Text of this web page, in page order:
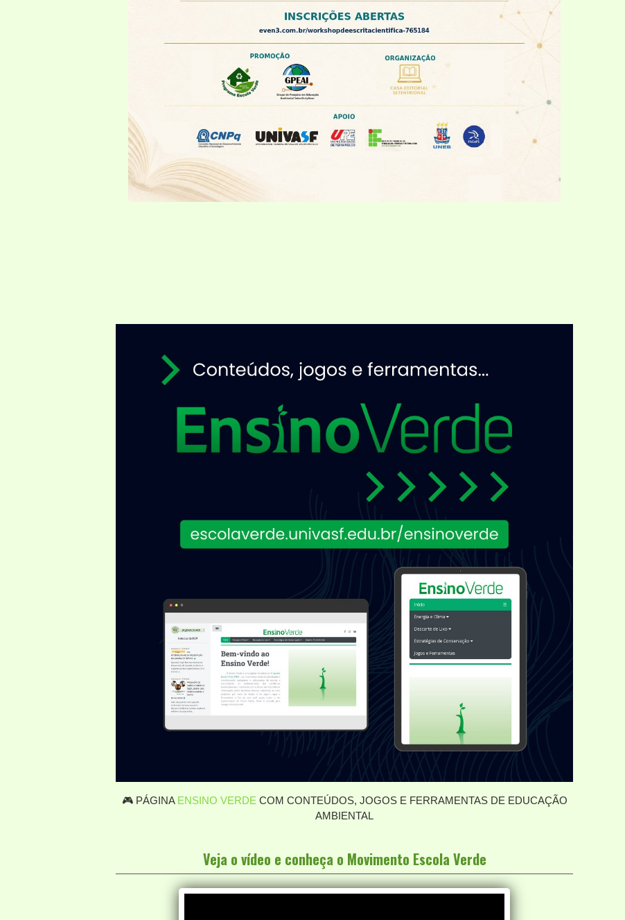
🎮 PÁGINA ENSINO VERDE COM CONTEÚDOS, JOGOS E FERRAMENTAS DE EDUCAÇÃO
AMBIENTAL
Veja o vídeo e conheça o Movimento Escola Verde